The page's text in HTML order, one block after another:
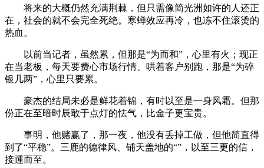
将来的大概仍然充满荆棘，但只需像简光洲如许的人还正
在，社会的就不会完全死绝。寒蝉效应再冷，也冻不住滚烫的
热血。
以前当记者，虽然累，但那是“为而和”，心里有火；现正
在当老板，每天要费心市场行情、哄着客户别跑，那是“为碎
银几两”，心里只要累。
豪杰的结局未必是鲜花着锦，有时以至是一身风霜。但那
份正在至暗时辰敢于点灯的怯气，比金子更宝贵。
事明，他赌赢了，那一夜，他没有丢掉工做，但他简直得
到了“平稳”。三鹿的德律风、铺天盖地的“”，以至三更的信，
接踵而至。